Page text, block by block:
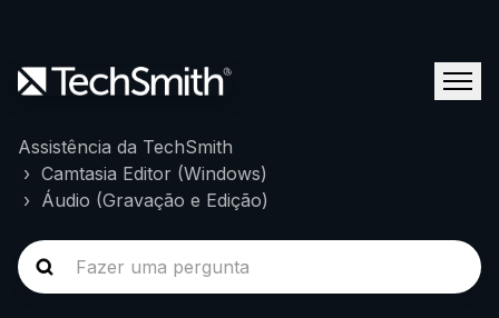
Assistência da TechSmith
Camtasia Editor (Windows)
Áudio (Gravação e Edição)